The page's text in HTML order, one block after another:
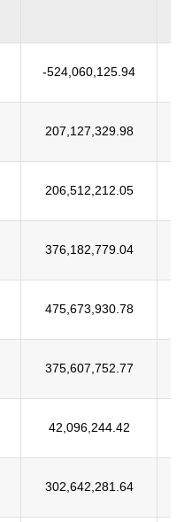
-524,060,125.94
207,127,329.98
206,512,212.05
376,182,779.04
475,673,930.78
375,607,752.77
42,096,244.42
302,642,281.64